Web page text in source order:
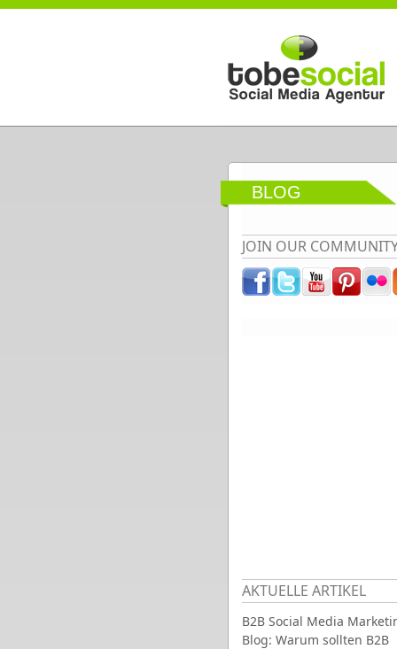
Direkt zum Inhalt
BLOG
JOIN OUR
AKTUELLE ARTIKEL
B2B Social Media
Blog: Warum sollten B2B